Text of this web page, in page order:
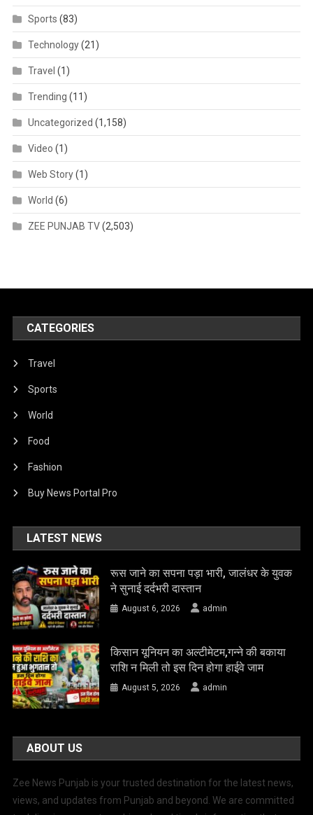
Sports (83)
Technology(21)
Travel (1)
Trending (11)
Uncategorized (1,158)
Video (1)
Web Story(1)
World (6)
ZEE PUNJAB TV(2,503)
CATEGORIES
Travel
Sports
World
Food
Fashion
Buy News Portal Pro
LATEST NEWS
रूस जाने का सपना पड़ा भारी, जालंधर के युवक
ने सुनाई दर्दभरी दास्तान
August 6, 2026 admin
किसान यूनियन का अल्टीमेटम,गन्ने की बकाया
राशि न मिली तो इस दिन होगा हाईवे जाम
August 5, 2026 admin
ABOUT US
Zee News Punjab is your trusted destination for the latest news,
views, and updates from Punjab and beyond. We are committed